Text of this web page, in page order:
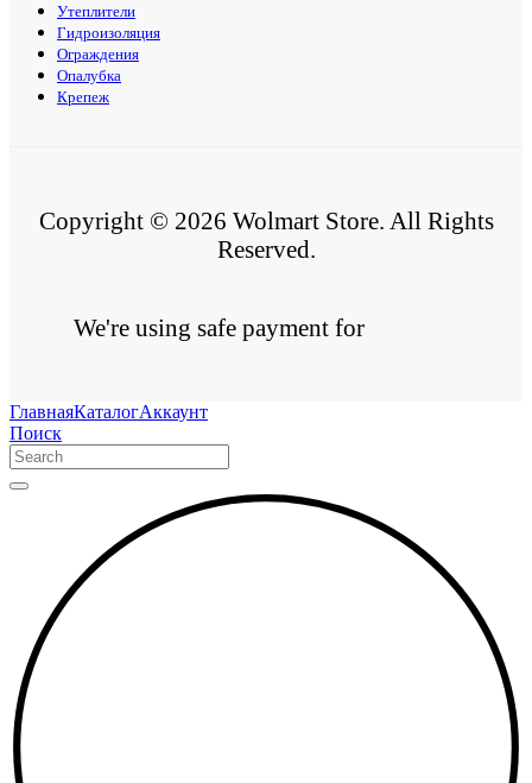
Утеплители
Гидроизоляция
Ограждения
Опалубка
Крепеж
Copyright © 2026 Wolmart Store. All Rights
Reserved.
We're using safe payment for
ГлавнаяКаталогАккаунт
Поиск